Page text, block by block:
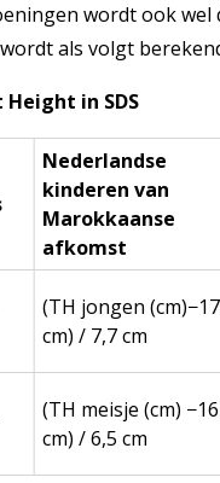
wordt ook wel
als volgt
in SDS
Nederlandse
kinderen van
Marokkaanse
afkomst
(TH jongen
cm) / 7,7 cm
(TH meisje (cm)
cm) / 6,5 cm